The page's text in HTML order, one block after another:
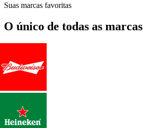
Suas marcas favoritas
O único de todas as marcas